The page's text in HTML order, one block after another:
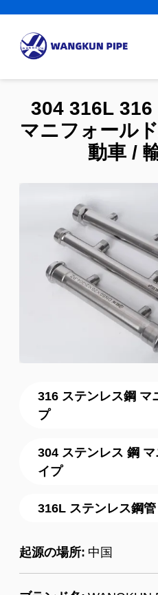
316 ステンレス鋼 マ
プ
304 ステンレス 鋼
イプ
316L ステンレス鋼
起源の場所: 中国
304 316L 316
マニフォール
動車 /